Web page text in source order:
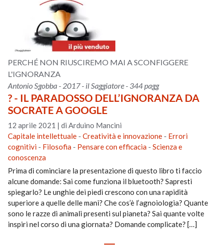
PERCHÉ NON RIUSCIREMO MAI A SCONFIGGERE
L'IGNORANZA
Antonio Sgobba - 2017 - il Saggiatore - 344 pagg
? - IL PARADOSSO DELL’IGNORANZA DA
SOCRATE A GOOGLE
12 aprile 2021 |di Arduino Mancini
Capitale intellettuale -Creatività e innovazione - Errori
cognitivi - Filosofia - Pensare con efficacia -Scienza e
conoscenza
Prima di cominciare la presentazione di questo libro ti faccio
alcune domande: Sai come funziona il bluetooth? Sapresti
spiegarlo? Le unghie dei piedi crescono con una rapidità
superiore a quelle delle mani? Che cos’è l’agnoiologia? Quante
sono le razze di animali presenti sul pianeta? Sai quante volte
inspiri nel corso di una giornata? Domande complicate? […]